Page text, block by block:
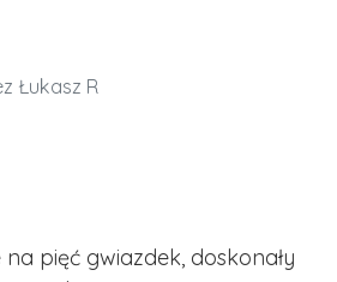
Łukasz R
pięć gwiazdek, doskonały